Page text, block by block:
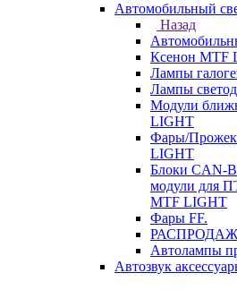
Автомобильный
Назад
Ксенон MTF
Лампы
Лампы
Модули
LIGHT
Фары/
LIGHT
Блоки CAN-
модули для
MTF LIGHT
Фары FF.
Автолампы
Автозвук